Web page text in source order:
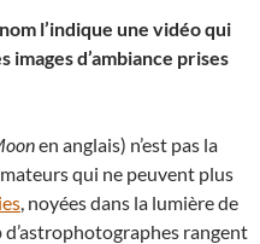
l’indique une vidéo qui
d’ambiance prises
en anglais) n’est pas la
qui ne peuvent plus
, noyées dans la lumière de
rangent